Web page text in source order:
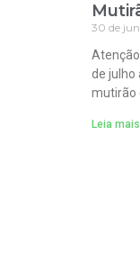
30 de
de julho
mutirão
Leia